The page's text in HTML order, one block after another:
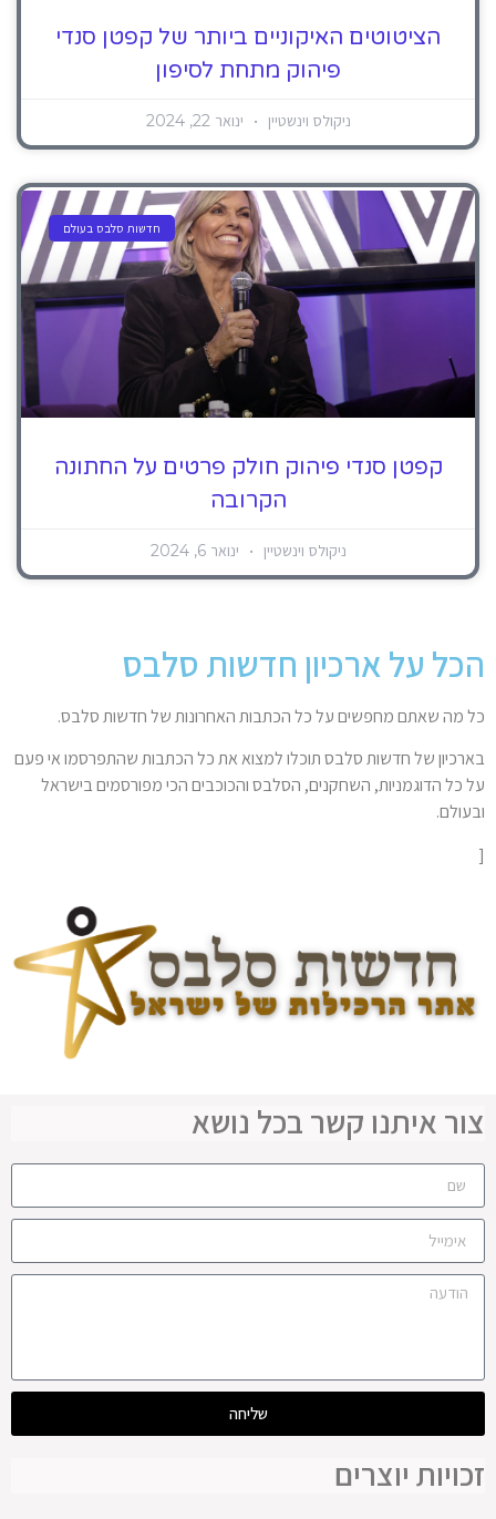
הציטוטים האיקוניים ביותר של קפטן סנדי
פיהוק מתחת לסיפון
ניקולס וינשטיין ינואר 22, 2024
חדשות סלבס בעולם
קפטן סנדי פיהוק חולק פרטים על החתונה
הקרובה
ניקולס וינשטיין ינואר 6, 2024
הכל על ארכיון חדשות סלבס
כל מה שאתם מחפשים על כל הכתבות האחרונות של חדשות סלבס.
בארכיון של חדשות סלבס תוכלו למצוא את כל הכתבות שהתפרסמו אי פעם
על כל הדוגמניות, השחקנים, הסלבס והכוכבים הכי מפורסמים בישראל
ובעולם.
[
צור איתנו קשר בכל נושא
שליחה
זכויות יוצרים